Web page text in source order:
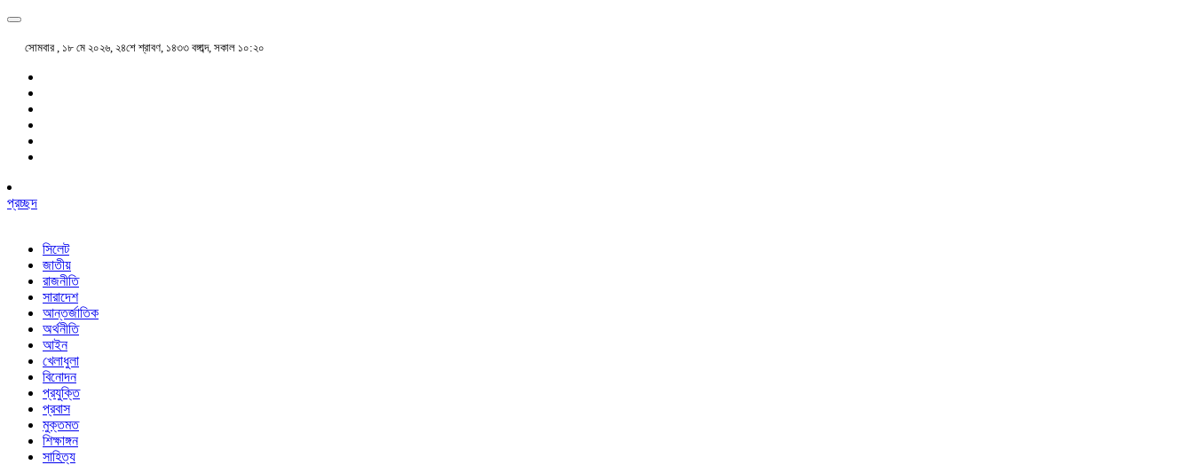
সোমবার , ১৮ মে ২০২৬, ২৪শে শ্রাবণ, ১৪৩৩ বঙ্গাব্দ, সকাল ১০:২০
প্রচ্ছদ
সিলেট
জাতীয়
রাজনীতি
সারাদেশ
আন্তর্জাতিক
অর্থনীতি
আইন
খেলাধুলা
বিনোদন
প্রযুক্তি
প্রবাস
মুক্তমত
শিক্ষাঙ্গন
সাহিত্য